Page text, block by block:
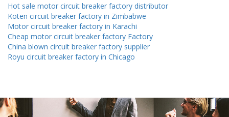
Hot sale motor circuit breaker factory distributor
Koten circuit breaker factory in Zimbabwe
Motor circuit breaker factory in Karachi
Cheap motor circuit breaker factory Factory
China blown circuit breaker factory supplier
Royu circuit breaker factory in Chicago